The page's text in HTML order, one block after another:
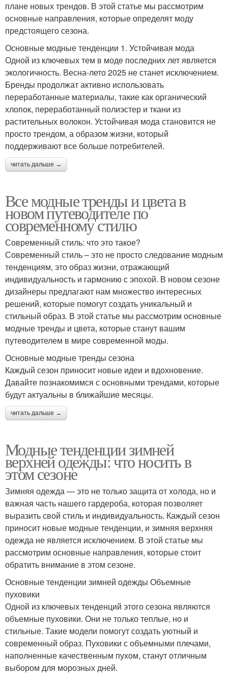
плане новых трендов. В этой статье мы рассмотрим
основные направления, которые определят моду
предстоящего сезона.
Основные модные тенденции 1. Устойчивая мода
Одной из ключевых тем в моде последних лет является
экологичность. Весна-лето 2025 не станет исключением.
Бренды продолжат активно использовать
переработанные материалы, такие как органический
хлопок, переработанный полиэстер и ткани из
растительных волокон. Устойчивая мода становится не
просто трендом, а образом жизни, который
поддерживают все больше потребителей.
читать дальше →
Все модные тренды и цвета в
новом путеводителе по
современному стилю
Современный стиль: что это такое?
Современный стиль – это не просто следование модным
тенденциям, это образ жизни, отражающий
индивидуальность и гармонию с эпохой. В новом сезоне
дизайнеры предлагают нам множество интересных
решений, которые помогут создать уникальный и
стильный образ. В этой статье мы рассмотрим основные
модные тренды и цвета, которые станут вашим
путеводителем в мире современной моды.
Основные модные тренды сезона
Каждый сезон приносит новые идеи и вдохновение.
Давайте познакомимся с основными трендами, которые
будут актуальны в ближайшие месяцы.
читать дальше →
Модные тенденции зимней
верхней одежды: что носить в
этом сезоне
Зимняя одежда — это не только защита от холода, но и
важная часть нашего гардероба, которая позволяет
выразить свой стиль и индивидуальность. Каждый сезон
приносит новые модные тенденции, и зимняя верхняя
одежда не является исключением. В этой статье мы
рассмотрим основные направления, которые стоит
обратить внимание в этом сезоне.
Основные тенденции зимней одежды Объемные
пуховики
Одной из ключевых тенденций этого сезона являются
объемные пуховики. Они не только теплые, но и
стильные. Такие модели помогут создать уютный и
современный образ. Пуховики с объемными плечами,
наполненные качественным пухом, станут отличным
выбором для морозных дней.